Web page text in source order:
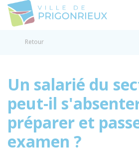
Retour
Un salarié du
peut-il
préparer et
examen ?